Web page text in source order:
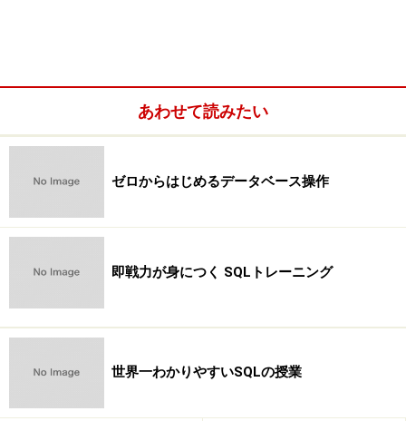
あわせて読みたい
ゼロからはじめるデータベース操作
即戦力が身につく SQLトレーニング
世界一わかりやすいSQLの授業